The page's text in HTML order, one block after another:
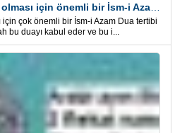
için çok önemli bir İsm-i Azam Dua tertibi
bu duayı kabul eder ve bu i...